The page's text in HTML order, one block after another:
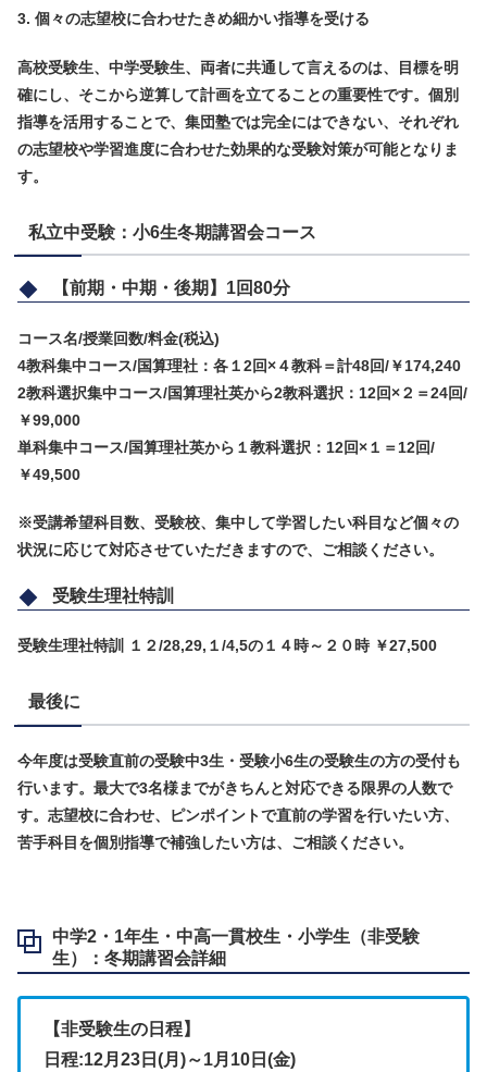
3. 個々の志望校に合わせたきめ細かい指導を受ける
高校受験生、中学受験生、両者に共通して言えるのは、目標を明
確にし、そこから逆算して計画を立てることの重要性です。個別
指導を活用することで、集団塾では完全にはできない、それぞれ
の志望校や学習進度に合わせた効果的な受験対策が可能となりま
す。
私立中受験：小6生冬期講習会コース
【前期・中期・後期】1回80分
コース名/授業回数/料金(税込)
4教科集中コース/国算理社：各１2回×４教科＝計48回/￥174,240
2教科選択集中コース/国算理社英から2教科選択：12回×２＝24回/
￥99,000
単科集中コース/国算理社英から１教科選択：12回×１＝12回/
￥49,500
※受講希望科目数、受験校、集中して学習したい科目など個々の
状況に応じて対応させていただきますので、ご相談ください。
受験生理社特訓
受験生理社特訓 １２/28,29,１/4,5の１４時～２０時 ￥27,500
最後に
今年度は受験直前の受験中3生・受験小6生の受験生の方の受付も
行います。最大で3名様までがきちんと対応できる限界の人数で
す。志望校に合わせ、ピンポイントで直前の学習を行いたい方、
苦手科目を個別指導で補強したい方は、ご相談ください。
中学2・1年生・中高一貫校生・小学生（非受験
生）：冬期講習会詳細
【非受験生の日程】
日程:12月23日(月)～1月10日(金)